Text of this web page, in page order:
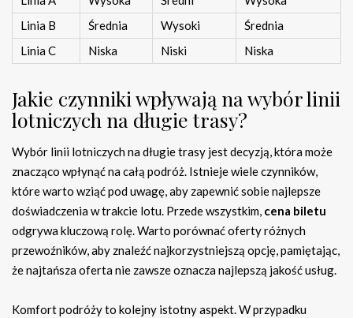
Linia B
Średnia Wysoki
Średnia
Linia C
Niska Niski Niska
Jakie czynniki wpływają na wybór linii
lotniczych na długie trasy?
Wybór linii lotniczych na długie trasy jest decyzją, która może
znacząco wpłynąć na całą podróż. Istnieje wiele czynników,
które warto wziąć pod uwagę, aby zapewnić sobie najlepsze
doświadczenia w trakcie lotu. Przede wszystkim, cena biletu
odgrywa kluczową rolę. Warto porównać oferty różnych
przewoźników, aby znaleźć najkorzystniejszą opcję, pamiętając,
że najtańsza oferta nie zawsze oznacza najlepszą jakość usług.
Komfort podróży to kolejny istotny aspekt. W przypadku